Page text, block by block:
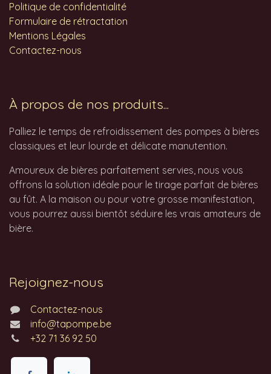
Politique de confidentialité
Formulaire de rétractation
Mentions Légales
Contactez-nous
À propos de nos produits...
Palliez le temps de refroidissement des pompes à bières
classiques et leur lourde et délicate manutention.
Amoureux de bières parfaitement servies, nous vous
offrons la solution idéale pour le tirage parfait de bières
au fût. A la maison ou pour votre grosse manifestation,
vous pourrez aussi bientôt séduire les vrais amateurs de
bière.
Rejoignez-nous
Contactez-nous
info@tapompe.be
+32 71 36 92 50